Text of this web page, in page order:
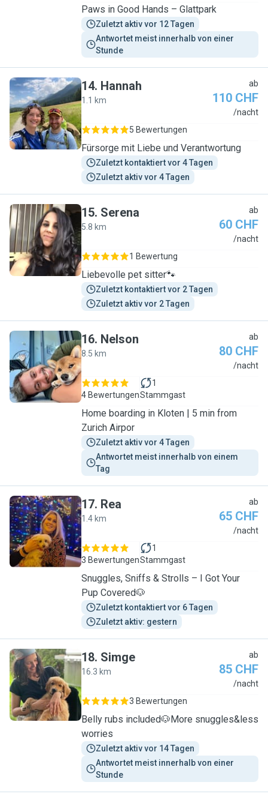
Paws in Good Hands – Glattpark
Zuletzt aktiv vor 12 Tagen
Antwortet meist innerhalb von einer
Stunde
H
14. Hannah
1.1 km
ab
110 CHF
/nacht
5 Bewertungen
Fürsorge mit Liebe und Verantwortung
Zuletzt kontaktiert vor 4 Tagen
Zuletzt aktiv vor 4 Tagen
S
15. Serena
5.8 km
ab
60 CHF
/nacht
1 Bewertung
Liebevolle pet sitter🐾
Zuletzt kontaktiert vor 2 Tagen
Zuletzt aktiv vor 2 Tagen
N
16. Nelson
8.5 km
ab
80 CHF
/nacht
4 Bewertungen
1
Stammgast
Home boarding in Kloten | 5 min from
Zurich Airpor
Zuletzt aktiv vor 4 Tagen
Antwortet meist innerhalb von einem
Tag
R
17. Rea
1.4 km
ab
65 CHF
/nacht
3 Bewertungen
1
Stammgast
Snuggles, Sniffs & Strolls – I Got Your
Pup Covered🐶
Zuletzt kontaktiert vor 6 Tagen
Zuletzt aktiv: gestern
S
18. Simge
16.3 km
ab
85 CHF
/nacht
3 Bewertungen
Belly rubs included🐶More snuggles&less
worries
Zuletzt aktiv vor 14 Tagen
Antwortet meist innerhalb von einer
Stunde